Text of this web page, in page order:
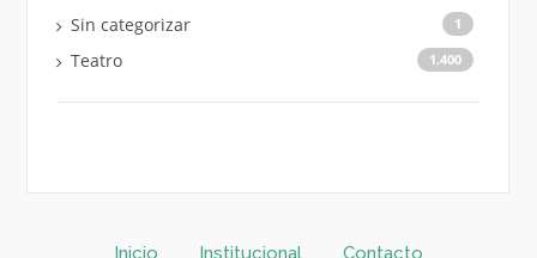
Sin categorizar 1
Teatro 1.400
Inicio Institucional Contacto